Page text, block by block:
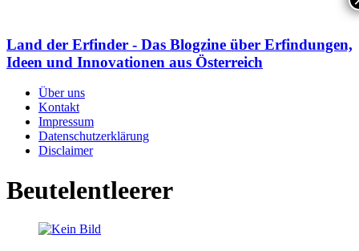
Land der Erfinder - Das Blogzine über Erfindungen,
Ideen und Innovationen aus Österreich
Über uns
Kontakt
Impressum
Datenschutzerklärung
Disclaimer
Beutelentleerer